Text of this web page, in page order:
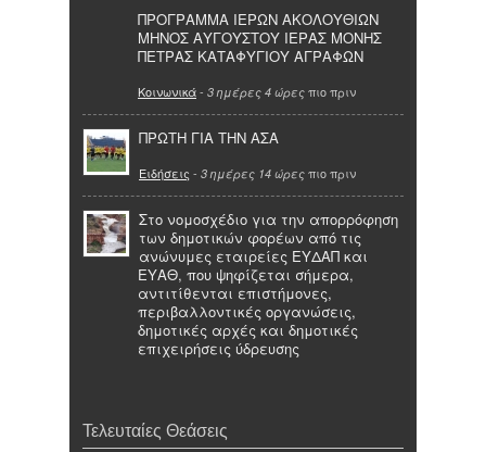
ΠΡΟΓΡΑΜΜΑ ΙΕΡΩΝ ΑΚΟΛΟΥΘΙΩΝ
ΜΗΝΟΣ ΑΥΓΟΥΣΤΟΥ ΙΕΡΑΣ ΜΟΝΗΣ
ΠΕΤΡΑΣ ΚΑΤΑΦΥΓΙΟΥ ΑΓΡΑΦΩΝ
Κοινωνικά- 3 ημέρες 4 ώρες πιο πριν
ΠΡΩΤΗ ΓΙΑ ΤΗΝ ΑΣΑ
Ειδήσεις - 3 ημέρες 14 ώρες πιο πριν
Στο νομοσχέδιο για την απορρόφηση
των δημοτικών φορέων από τις
ανώνυμες εταιρείες ΕΥΔΑΠ και
ΕΥΑΘ, που ψηφίζεται σήμερα,
αντιτίθενται επιστήμονες,
περιβαλλοντικές οργανώσεις,
δημοτικές αρχές και δημοτικές
επιχειρήσεις ύδρευσης
Τελευταίες Θεάσεις